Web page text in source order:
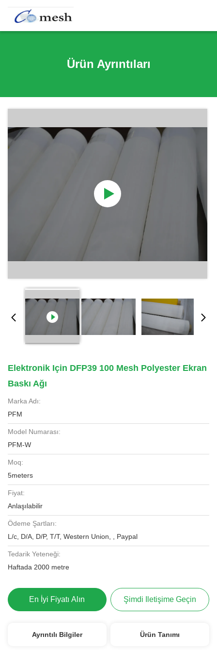
Ürün Ayrıntıları
Elektronik Için DFP39 100 Mesh Polyester Ekran
Baskı Ağı
Marka Adı:
PFM
Model Numarası:
PFM-W
Moq:
5meters
Fiyat:
Anlaşılabilir
Ödeme Şartları:
L/c, D/A, D/P, T/T, Western Union, , Paypal
Tedarik Yeteneği:
Haftada 2000 metre
En İyi Fiyatı Alın Şimdi Iletişime Geçin
Ayrıntılı Bilgiler Ürün Tanımı